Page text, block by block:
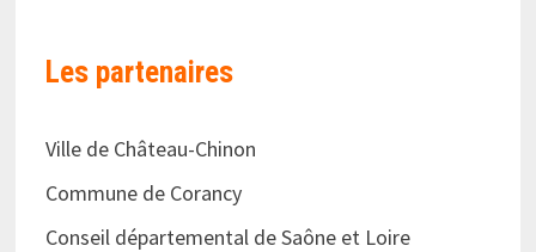
Les partenaires
Ville de Château-Chinon
Commune de Corancy
Conseil départemental de Saône et Loire